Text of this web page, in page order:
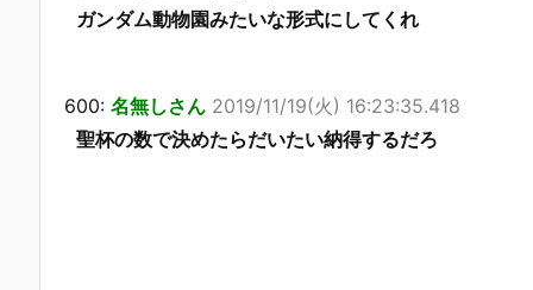
ガンダム動物園みたいな形式にしてくれ
600: 名無しさん 2019/11/19(火) 16:23:35.418
聖杯の数で決めたらだいたい納得するだろ